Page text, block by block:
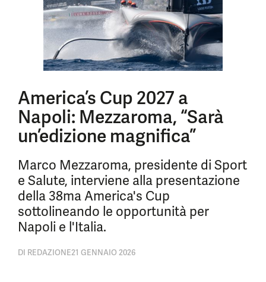
America’s Cup 2027 a
Napoli: Mezzaroma, “Sarà
un’edizione magnifica”
Marco Mezzaroma, presidente di Sport
e Salute, interviene alla presentazione
della 38ma America's Cup
sottolineando le opportunità per
Napoli e l'Italia.
DI REDAZIONE21 GENNAIO 2026